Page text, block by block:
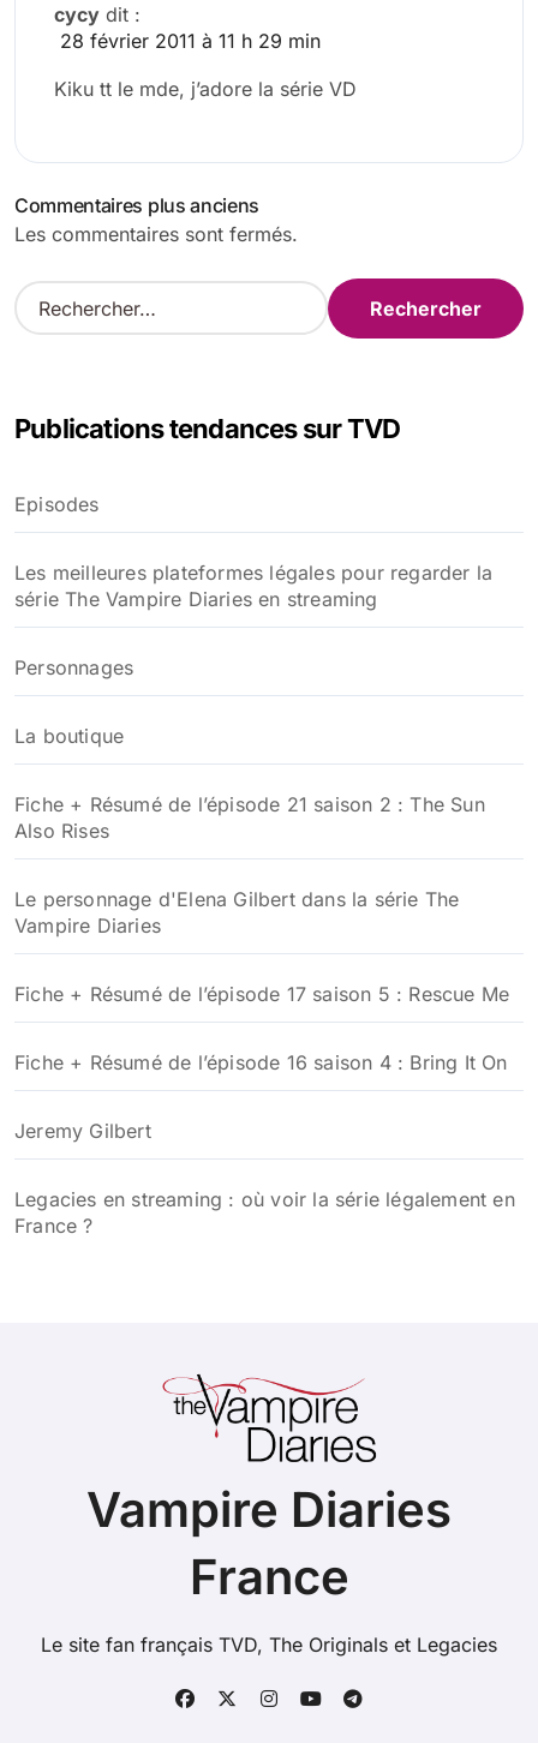
cycy dit :
28 février 2011 à 11 h 29 min
Kiku tt le mde, j’adore la série VD
Navigation
des
commentaires
Commentaires plus anciens
Les commentaires sont fermés.
R
e
r
e
r
:
Publications tendances sur TVD
Episodes
Les meilleures plateformes légales pour regarder la
série The Vampire Diaries en streaming
Personnages
La boutique
Fiche + Résumé de l’épisode 21 saison 2 : The Sun
Also Rises
Le personnage d'Elena Gilbert dans la série The
Vampire Diaries
Fiche + Résumé de l’épisode 17 saison 5 : Rescue Me
Fiche + Résumé de l’épisode 16 saison 4 : Bring It On
Jeremy Gilbert
Legacies en streaming : où voir la série légalement en
France ?
Vampire Diaries
France
Le site fan français TVD, The Originals et Legacies